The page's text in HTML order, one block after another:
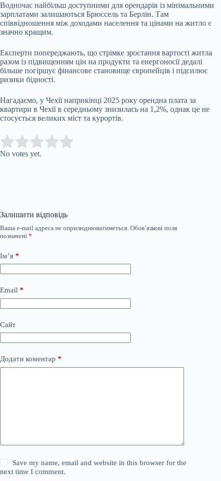
Водночас найбільш доступними для орендарів із мінімальними
зарплатами залишаються Брюссель та Берлін. Там
співвідношення між доходами населення та цінами на житло є
значно кращим.
Експерти попереджають, що стрімке зростання вартості житла
разом із підвищенням цін на продукти та енергоносії дедалі
більше погіршує фінансове становище європейців і підсилює
ризики бідності.
Нагадаємо, у Чехії наприкінці 2025 року орендна плата за
квартири в Чехії в середньому знизилась на 1,2%, однак це не
стосується великих міст та курортів.
Rate this item:
No votes yet.
Залишити відповідь
Ваша e-mail адреса не оприлюднюватиметься. Обов’язкові поля
позначені *
Ім’я *
Email *
Сайт
Додати коментар *
Save my name, email and website in this browser for the
next time I comment.